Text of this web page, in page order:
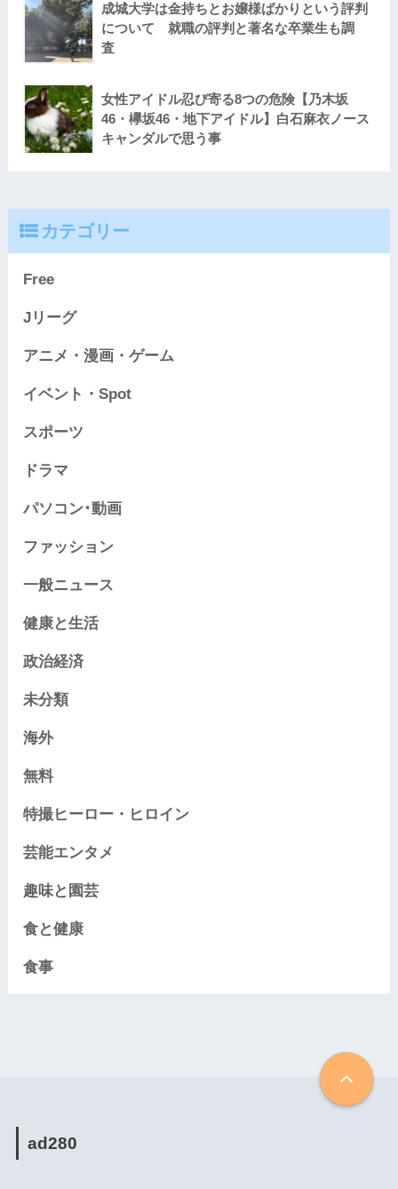
成城大学は金持ちとお嬢様ばかりという評判
について 就職の評判と著名な卒業生も調
査
女性アイドル忍び寄る8つの危険【乃木坂
46・欅坂46・地下アイドル】白石麻衣ノース
キャンダルで思う事
カテゴリー
Free
Jリーグ
アニメ・漫画・ゲーム
イベント・Spot
スポーツ
ドラマ
パソコン･動画
ファッション
一般ニュース
健康と生活
政治経済
未分類
海外
無料
特撮ヒーロー・ヒロイン
芸能エンタメ
趣味と園芸
食と健康
食事
ad280